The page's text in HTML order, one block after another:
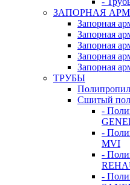
ЗАПОРНАЯ
Запорная
Запорная
Запорная
Запорная
Запорная
ТРУБЫ
Сшитый
-
-
MVI
-
-